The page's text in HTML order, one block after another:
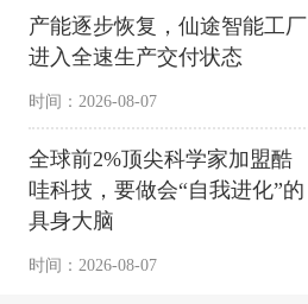
产能逐步恢复，仙途智能工厂
进入全速生产交付状态
时间：2026-08-07
全球前2%顶尖科学家加盟酷
哇科技，要做会“自我进化”的
具身大脑
时间：2026-08-07